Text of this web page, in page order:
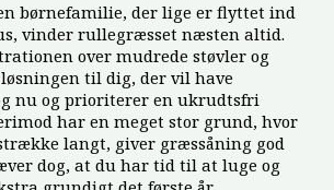
børnefamilie, der lige er flyttet ind
vinder rullegræsset næsten altid.
over mudrede støvler og
til dig, der vil have
nu og prioriterer en ukrudtsfri
har en meget stor grund, hvor
langt, giver græssåning god
dog, at du har tid til at luge og